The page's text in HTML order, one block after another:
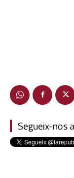
Segueix-nos